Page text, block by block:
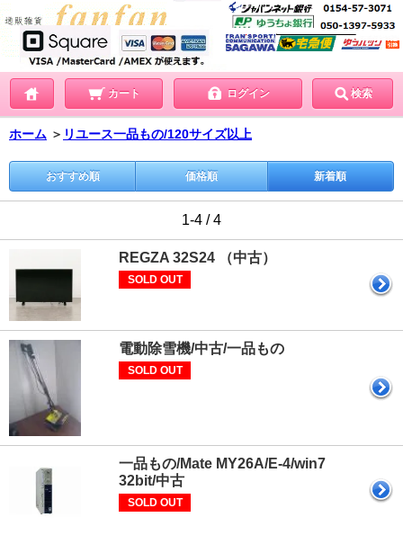
カート ログイン 検索
ホーム ＞ リユース一品もの/120サイズ以上
おすすめ順 価格順 新着順
1-4 / 4
REGZA 32S24 （中古）
SOLD OUT
電動除雪機/中古/一品もの
SOLD OUT
一品もの/Mate MY26A/E-4/win7
32bit/中古
SOLD OUT